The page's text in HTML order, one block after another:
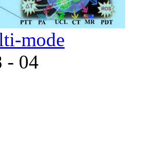
mode
- 04